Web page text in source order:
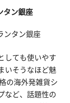
タン銀座
しても使いやす
いそうなほど魅
の海外発雑貨シ
など、話題性の